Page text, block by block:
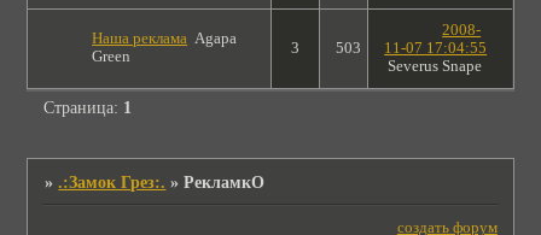
Наша реклама Agapa
Green
3 503
2008-
11-07 17:04:55
Severus Snape
Страница: 1
».:Замок Грез:. »РекламкО
создать форум